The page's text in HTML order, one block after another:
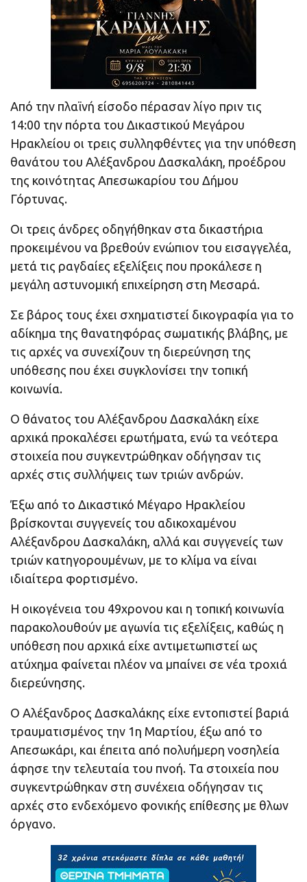
Από την πλαϊνή είσοδο πέρασαν λίγο πριν τις
14:00 την πόρτα του Δικαστικού Μεγάρου
Ηρακλείου οι τρεις συλληφθέντες για την υπόθεση
θανάτου του Αλέξανδρου Δασκαλάκη, προέδρου
της κοινότητας Απεσωκαρίου του Δήμου
Γόρτυνας.
Οι τρεις άνδρες οδηγήθηκαν στα δικαστήρια
προκειμένου να βρεθούν ενώπιον του εισαγγελέα,
μετά τις ραγδαίες εξελίξεις που προκάλεσε η
μεγάλη αστυνομική επιχείρηση στη Μεσαρά.
Σε βάρος τους έχει σχηματιστεί δικογραφία για το
αδίκημα της θανατηφόρας σωματικής βλάβης, με
τις αρχές να συνεχίζουν τη διερεύνηση της
υπόθεσης που έχει συγκλονίσει την τοπική
κοινωνία.
Ο θάνατος του Αλέξανδρου Δασκαλάκη είχε
αρχικά προκαλέσει ερωτήματα, ενώ τα νεότερα
στοιχεία που συγκεντρώθηκαν οδήγησαν τις
αρχές στις συλλήψεις των τριών ανδρών.
Έξω από το Δικαστικό Μέγαρο Ηρακλείου
βρίσκονται συγγενείς του αδικοχαμένου
Αλέξανδρου Δασκαλάκη, αλλά και συγγενείς των
τριών κατηγορουμένων, με το κλίμα να είναι
ιδιαίτερα φορτισμένο.
Η οικογένεια του 49χρονου και η τοπική κοινωνία
παρακολουθούν με αγωνία τις εξελίξεις, καθώς η
υπόθεση που αρχικά είχε αντιμετωπιστεί ως
ατύχημα φαίνεται πλέον να μπαίνει σε νέα τροχιά
διερεύνησης.
Ο Αλέξανδρος Δασκαλάκης είχε εντοπιστεί βαριά
τραυματισμένος την 1η Μαρτίου, έξω από το
Απεσωκάρι, και έπειτα από πολυήμερη νοσηλεία
άφησε την τελευταία του πνοή. Τα στοιχεία που
συγκεντρώθηκαν στη συνέχεια οδήγησαν τις
αρχές στο ενδεχόμενο φονικής επίθεσης με θλων
όργανο.